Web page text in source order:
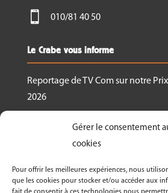
Gérer le consentement
cookies
Pour offrir les meilleures expériences, nous
que les cookies pour stocker et/ou accéder aux
 010/81 40 50
Le Crabe vous informe
Reportage de TV Com sur notre
2026
décernés par Canopea